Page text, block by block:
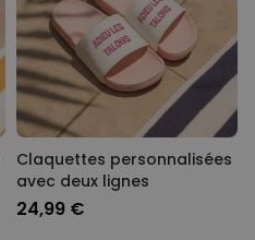
Claquettes personnalisées
avec deux lignes
24,99 €